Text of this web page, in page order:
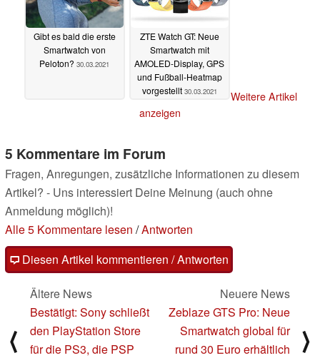
Gibt es bald die erste
Smartwatch von
Peloton? 30.03.2021
ZTE Watch GT: Neue
Smartwatch mit
AMOLED-Display, GPS
und Fußball-Heatmap
vorgestellt 30.03.2021
Weitere Artikel
anzeigen
5 Kommentare im Forum
Fragen, Anregungen, zusätzliche Informationen zu diesem
Artikel? - Uns interessiert Deine Meinung (auch ohne
Anmeldung möglich)!
Alle 5 Kommentare lesen /Antworten
Diesen Artikel kommentieren / Antworten
⟨
Ältere News
Bestätigt: Sony schließt
den PlayStation Store
für die PS3, die PSP
Neuere News
Zeblaze GTS Pro: Neue
Smartwatch global für
rund 30 Euro erhältlich
⟩